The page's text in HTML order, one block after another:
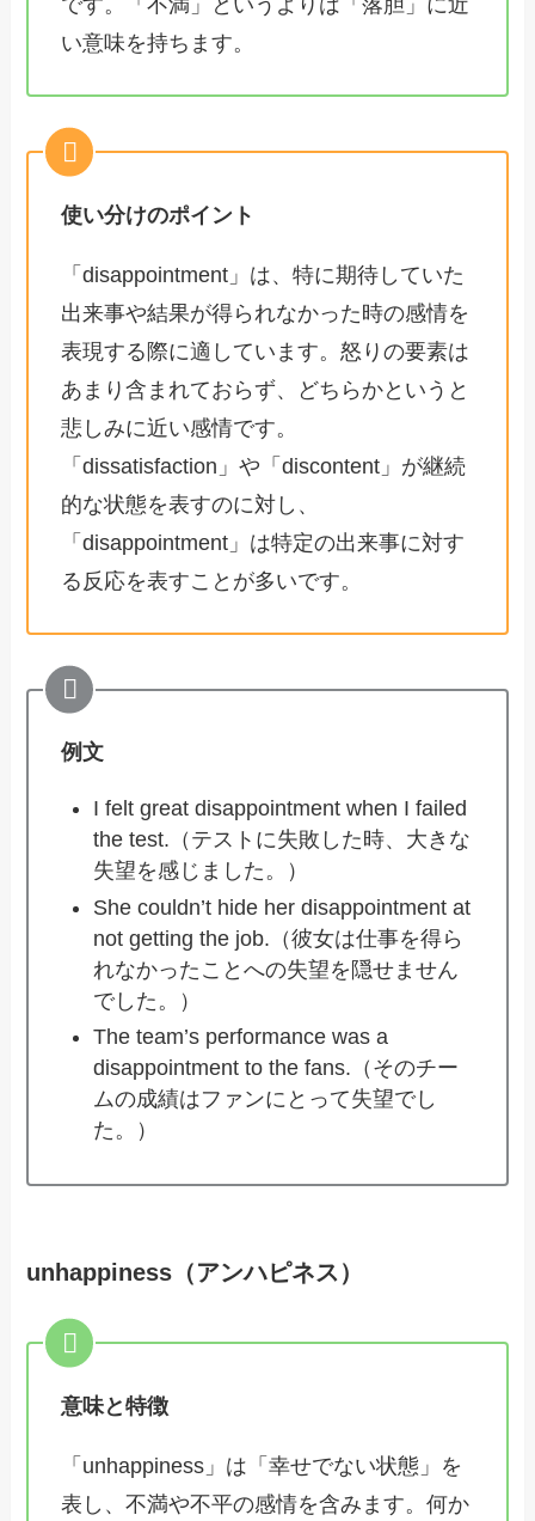
です。「不満」というよりは「落胆」に近
い意味を持ちます。
使い分けのポイント
「disappointment」は、特に期待していた
出来事や結果が得られなかった時の感情を
表現する際に適しています。怒りの要素は
あまり含まれておらず、どちらかというと
悲しみに近い感情です。
「dissatisfaction」や「discontent」が継続
的な状態を表すのに対し、
「disappointment」は特定の出来事に対す
る反応を表すことが多いです。
例文
I felt great disappointment when I failed
the test.（テストに失敗した時、大きな
失望を感じました。）
She couldn’t hide her disappointment at
not getting the job.（彼女は仕事を得ら
れなかったことへの失望を隠せません
でした。）
The team’s performance was a
disappointment to the fans.（そのチー
ムの成績はファンにとって失望でし
た。）
unhappiness（アンハピネス）
意味と特徴
「unhappiness」は「幸せでない状態」を
表し、不満や不平の感情を含みます。何か